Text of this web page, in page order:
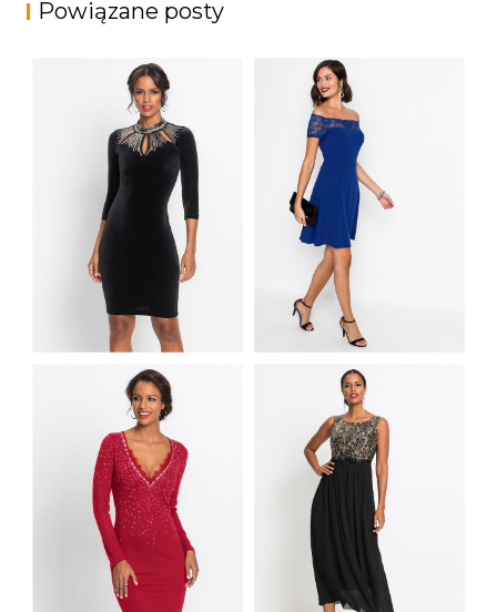
Powiązane posty
KOKTAJLOWA
SUKIENKA ODKRYTE
RAMIONA NIEBIESKA
ASMAITNA SUKIENKA
WIECZOROWA Z
WYCIĘCIAMI W
DEKOLCIE